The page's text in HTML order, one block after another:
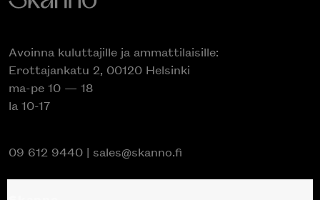
Avoinna kuluttajille ja ammattilaisille:
Erottajankatu 2, 00120 Helsinki
ma-pe 10 — 18
la 10-17
09 612 9440 | sales@skanno.fi